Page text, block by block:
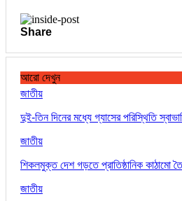
Share
আরো দেখুন
জাতীয়
দুই-তিন দিনের মধ্যে গ্যাসের পরিস্থিতি
জাতীয়
শিকলমুক্ত দেশ গড়তে প্রাতিষ্ঠানিক কাঠামো
জাতীয়